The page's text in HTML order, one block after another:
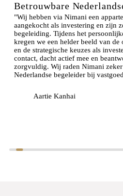
Betrouwbare
"Wij hebben via Nimani een
aangekocht als investering en zijn
begeleiding. Tijdens het
kregen we een helder beeld van
en de strategische keuzes als
contact, dacht actief mee en
zorgvuldig. Wij raden Nimani zeker
Nederlandse begeleider bij
Aartie Kanhai